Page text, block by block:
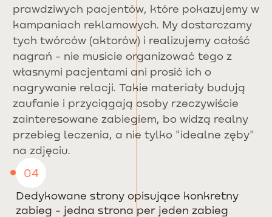
prawdziwych pacjentów, które pokazujemy w
kampaniach reklamowych. My dostarczamy
tych twórców (aktorów) i realizujemy całość
nagrań - nie musicie organizować tego z
własnymi pacjentami ani prosić ich o
nagrywanie relacji. Takie materiały budują
zaufanie i przyciągają osoby rzeczywiście
zainteresowane zabiegiem, bo widzą realny
przebieg leczenia, a nie tylko "idealne zęby"
na zdjęciu.
04
Dedykowane strony opisujące konkretny
zabieg - jedna strona per jeden zabieg